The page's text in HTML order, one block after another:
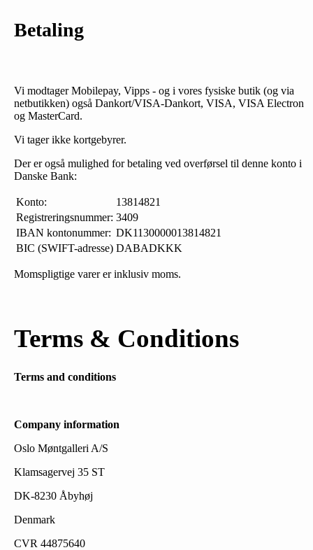
Betaling
Vi modtager Mobilepay, Vipps - og i vores fysiske butik (og via
netbutikken) også Dankort/VISA-Dankort, VISA, VISA Electron
og MasterCard.
Vi tager ikke kortgebyrer.
Der er også mulighed for betaling ved overførsel til denne konto i
Danske Bank:
Konto:
13814821
Registreringsnummer: 3409
IBAN kontonummer: DK1130000013814821
BIC (SWIFT-adresse) DABADKKK
Momspligtige varer er inklusiv moms.
Terms & Conditions
Terms and conditions
Company information
Oslo Møntgalleri A/S
Klamsagervej 35 ST
DK-8230 Åbyhøj
Denmark
CVR 44875640